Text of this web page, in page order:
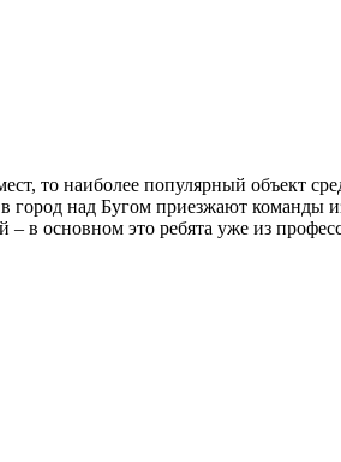
то наиболее популярный объект
в город над Бугом приезжают
– в основном это ребята уже из